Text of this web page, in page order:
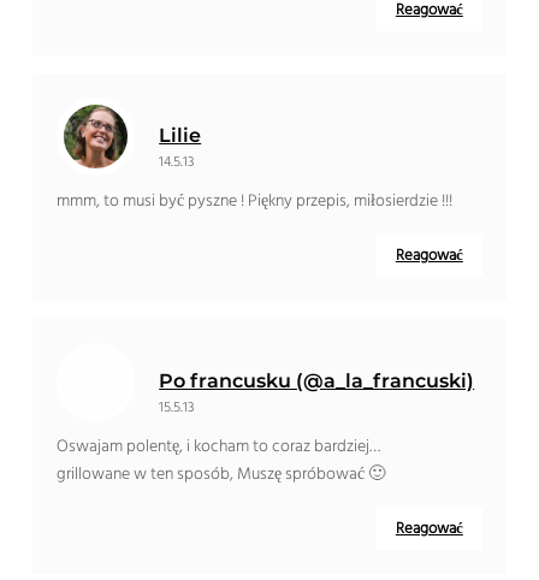
Reagować
Lilie
14.5.13
mmm, to musi być pyszne ! Piękny przepis, miłosierdzie !!!
Reagować
Po francusku (@a_la_francuski)
15.5.13
Oswajam polentę, i kocham to coraz bardziej…
grillowane w ten sposób, Muszę spróbować 🙂
Reagować